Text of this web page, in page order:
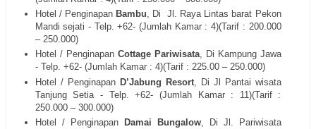
Hotel / Penginapan Bambu, Di Jl. Raya Lintas barat Pekon
Mandi sejati - Telp. +62- (Jumlah Kamar : 4)(Tarif : 200.000
– 250.000)
Hotel / Penginapan Cottage Pariwisata, Di Kampung Jawa
- Telp. +62- (Jumlah Kamar : 4)(Tarif : 225.00 – 250.000)
Hotel / Penginapan D’Jabung Resort, Di Jl Pantai wisata
Tanjung Setia - Telp. +62- (Jumlah Kamar : 11)(Tarif :
250.000 – 300.000)
Hotel / Penginapan
Damai Bungalow, Di Jl. Pariwisata